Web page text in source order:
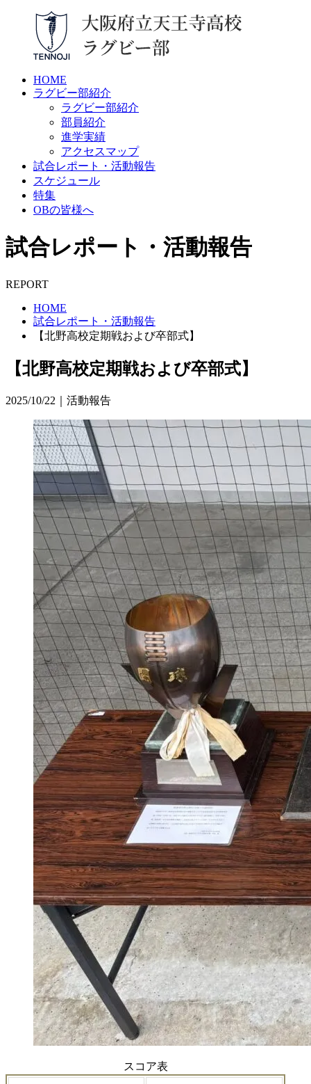
HOME
ラグビー部紹介
ラグビー部紹介
部員紹介
進学実績
アクセスマップ
試合レポート・活動報告
スケジュール
特集
OBの皆様へ
試合レポート・活動報告
REPORT
HOME
試合レポート・活動報告
【北野高校定期戦および卒部式】
【北野高校定期戦および卒部式】
2025/10/22｜活動報告
スコア表